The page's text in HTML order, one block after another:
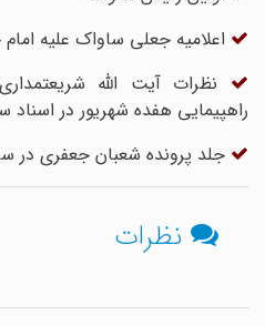
اعلامیه جعلی ساواک علیه امام‌
نظرات آیت الله شریعتمداری
راهپیمایی هفده شهریور در اسناد
جلد پرونده شعبان جعفری در
نظرات